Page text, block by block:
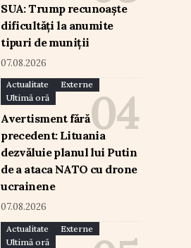
SUA: Trump recunoaște
dificultăți la anumite
tipuri de muniții
07.08.2026
Actualitate
Externe
Ultimă oră
Avertisment fără
precedent: Lituania
dezvăluie planul lui Putin
de a ataca NATO cu drone
ucrainene
07.08.2026
Actualitate
Externe
Ultimă oră